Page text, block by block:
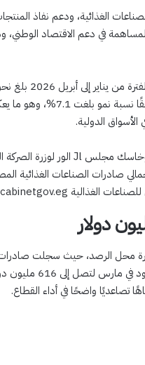
الغذائية، ودعم نفاذ
في دعم الاقتصاد الوطني،
2.272 مليار دولار خلال الفترة
الدولية.
بينما ارتفعت في فبراير